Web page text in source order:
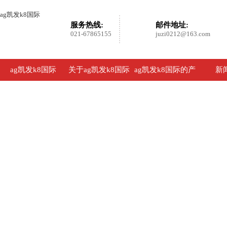
ag凯发k8国际
邮件地址:
juzi0212@163.com
服务热线:
021-67865155
ag凯发k8国际 关于ag凯发k8国际 ag凯发k8国际的产 新